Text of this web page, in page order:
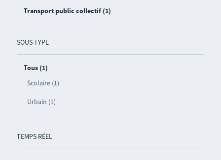
Transport public collectif (1)
SOUS-TYPE
Tous (1)
Scolaire (1)
Urbain (1)
TEMPS RÉEL